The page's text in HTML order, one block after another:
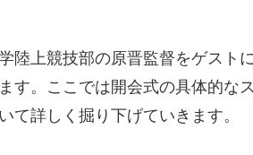
陸上競技部の原晋監督をゲスト
す。ここでは開会式の具体的な
て詳しく掘り下げていきます。